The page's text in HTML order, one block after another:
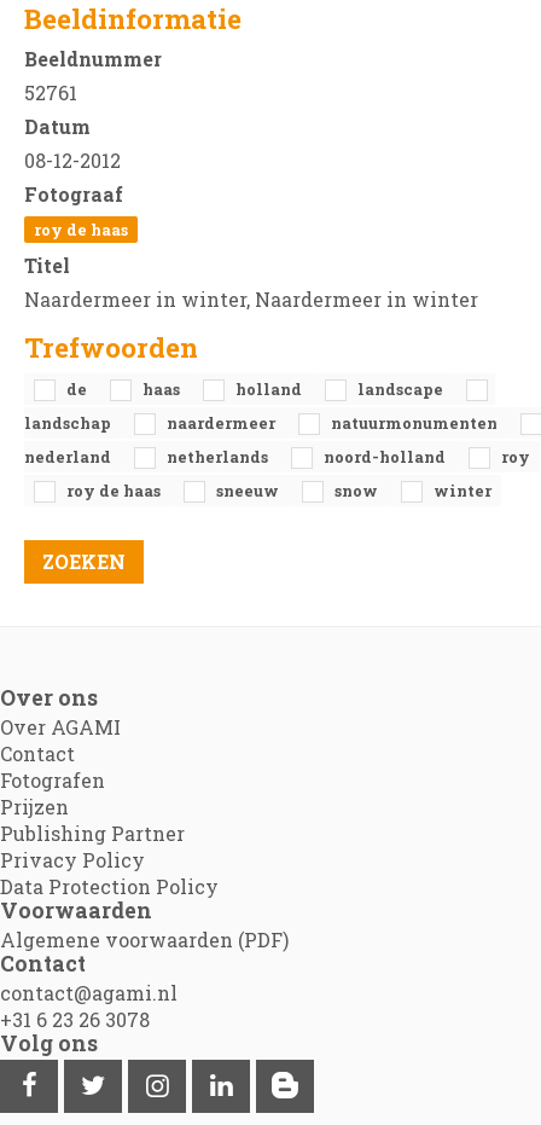
Beeldinformatie
Beeldnummer
52761
Datum
08-12-2012
Fotograaf
roy de haas
Titel
Naardermeer in winter, Naardermeer in winter
Trefwoorden
de haas holland
landscape
landschap
naardermeer
natuurmonumenten
nederland
netherlands noord-holland
roy
roy de haas
sneeuw snow winter
Over ons
Over AGAMI
Contact
Fotografen
Prijzen
Publishing Partner
Privacy Policy
Data Protection Policy
Voorwaarden
Algemene voorwaarden (PDF)
Contact
contact@agami.nl
+31 6 23 26 3078
Volg ons